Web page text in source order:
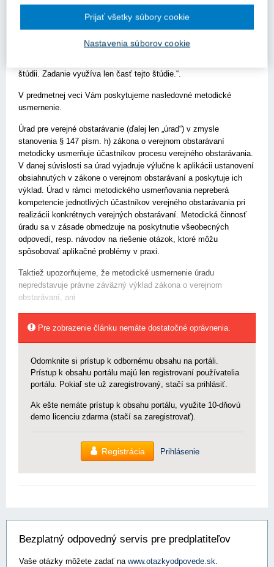
Investor plánuje ďalší stupeň projektovej dokumentácie riešiť
verejným obstarávaním. Arch. štúdia bude podkladom pre túto
nekvalifikuje spracovanie arch. štúdie ako príprava podkladov.
štúdii. Zadanie využíva len časť tejto štúdie.“.
V predmetnej veci Vám poskytujeme nasledovné metodické
usmernenie.
Úrad pre verejné obstarávanie (ďalej len „úrad“) v zmysle
stanovenia § 147 písm. h) zákona o verejnom obstarávaní
metodicky usmerňuje účastníkov procesu verejného obstarávania.
V danej súvislosti sa úrad vyjadruje výlučne k aplikácii ustanovení
obsiahnutých v zákone o verejnom obstarávaní a poskytuje ich
výklad. Úrad v rámci metodického usmerňovania nepreberá
kompetencie jednotlivých účastníkov verejného obstarávania pri
realizácii konkrétnych verejných obstarávaní. Metodická činnosť
úradu sa v zásade obmedzuje na poskytnutie všeobecných
odpovedí, resp. návodov na riešenie otázok, ktoré môžu
spôsobovať aplikačné problémy v praxi.
Taktiež upozorňujeme, že metodické usmernenie úradu
nepredstavuje právne záväzný výklad zákona o verejnom
obstarávaní, ani
Pre zobrazenie článku nemáte dostatočné oprávnenia.
Odomknite si prístup k odbornému obsahu na portáli.
Prístup k obsahu portálu majú len registrovaní používatelia
portálu. Pokiaľ ste už zaregistrovaný, stačí sa prihlásiť.
Ak ešte nemáte prístup k obsahu portálu, využite 10-dňovú
demo licenciu zdarma (stačí sa zaregistrovať).
Registrácia Prihlásenie
Bezplatný odpovedný servis pre predplatiteľov
Vaše otázky môžete zadať na www.otazkyodpovede.sk.
Nastavenia súborov cookie
Prijať všetky súbory cookie